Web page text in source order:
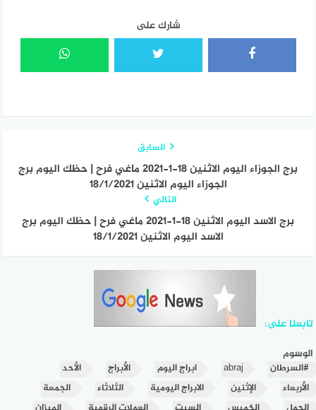
شارك على
السابق
برج الجوزاء اليوم الاثنين 18-1-2021 ماغي فرح | حظك اليوم برج
الجوزاء اليوم الاثنين 18/1/2021
التالي
برج الاسد اليوم الاثنين 18-1-2021 ماغي فرح | حظك اليوم برج
الاسد اليوم الاثنين 18/1/2021
تابعنا على:
الوسوم
#السرطان abraj ابراج اليوم الأبراج
الأحد
الأربعاء
الإثنين الابراج اليومية الثلاثاء
الجمعة